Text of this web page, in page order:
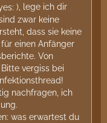
), lege ich dir
zwar keine
dass sie keine
einen Anfänger
Von
vergiss bei
nachfragen, ich
was erwartest du